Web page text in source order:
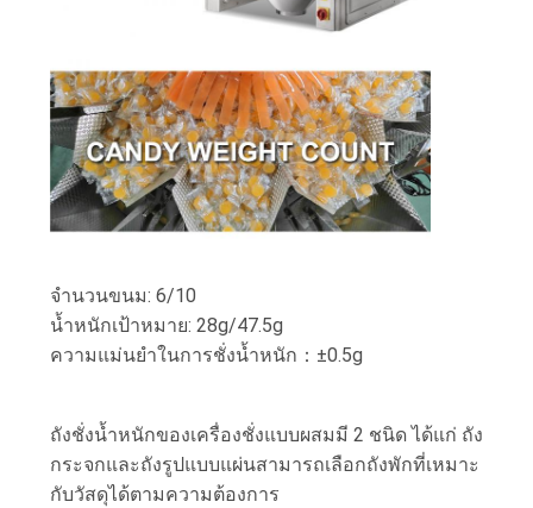
จำนวนขนม: 6/10
น้ำหนักเป้าหมาย: 28g/47.5g
ความแม่นยำในการชั่งน้ำหนัก：±0.5g
ถังชั่งน้ำหนักของเครื่องชั่งแบบผสมมี 2 ชนิด ได้แก่ ถัง
กระจกและถังรูปแบบแผ่นสามารถเลือกถังพักที่เหมาะ
กับวัสดุได้ตามความต้องการ